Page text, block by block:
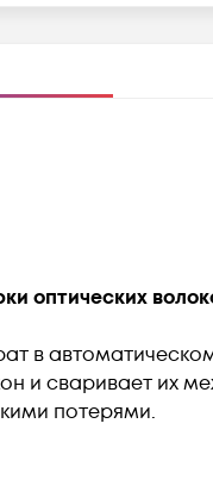
оптических
в
и сваривает их
потерями.